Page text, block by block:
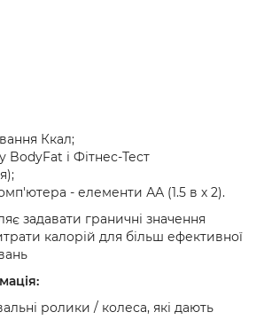
Ккал;
BodyFat і Фітнес-Тест
- елементи АА (1.5 в х 2).
задавати граничні значення
калорій для більш ефективної
ролики / колеса, які дають